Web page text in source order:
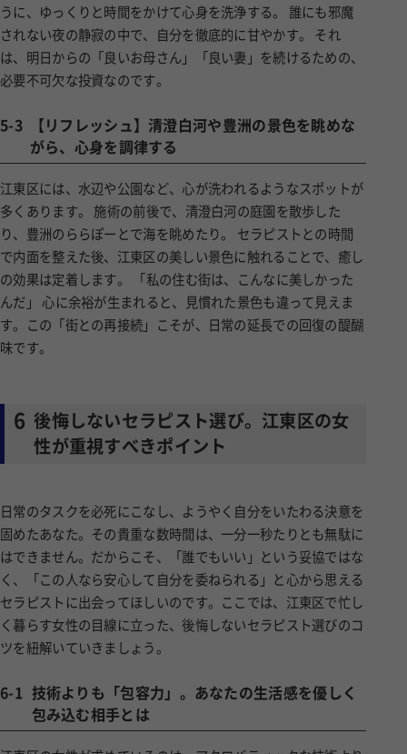
されない夜の静寂の中で、自分を徹底的に甘やかす。 それ
は、明日からの「良いお母さん」「良い妻」を続けるための、
必要不可欠な投資なのです。
がら、心身を調律する
江東区には、水辺や公園など、心が洗われるようなスポットが
多くあります。 施術の前後で、清澄白河の庭園を散歩した
り、豊洲のららぽーとで海を眺めたり。 セラピストとの時間
で内面を整えた後、江東区の美しい景色に触れることで、癒し
の効果は定着します。 「私の住む街は、こんなに美しかった
んだ」 心に余裕が生まれると、見慣れた景色も違って見えま
す。この「街との再接続」こそが、日常の延長での回復の醍醐
味です。
性が重視すべきポイント
固めたあなた。その貴重な数時間は、一分一秒たりとも無駄に
はできません。だからこそ、「誰でもいい」という妥協ではな
く、「この人なら安心して自分を委ねられる」と心から思える
セラピストに出会ってほしいのです。ここでは、江東区で忙し
く暮らす女性の目線に立った、後悔しないセラピスト選びのコ
ツを紐解いていきましょう。
包み込む相手とは
江東区の女性が求めているのは、アクロバティックな技術より